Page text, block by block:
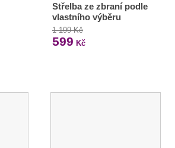
Střelba ze zbraní podle
vlastního výběru
1 199 Kč
599 Kč